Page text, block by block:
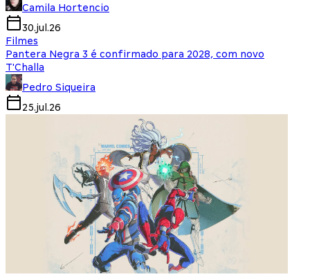
Camila Hortencio
30.jul.26
Filmes
Pantera Negra 3 é confirmado para 2028, com novo
T'Challa
Pedro Siqueira
25.jul.26